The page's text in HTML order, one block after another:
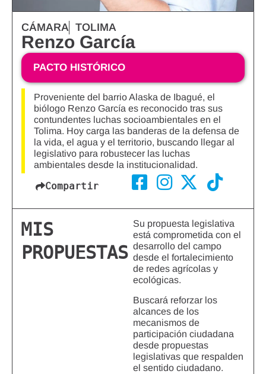
CÁMARA TOLIMA
Renzo García
PACTO HISTÓRICO
Proveniente del barrio Alaska de Ibagué, el
biólogo Renzo García es reconocido tras sus
contundentes luchas socioambientales en el
Tolima. Hoy carga las banderas de la defensa de
la vida, el agua y el territorio, buscando llegar al
legislativo para robustecer las luchas
ambientales desde la institucionalidad.
Compartir
MIS
PROPUESTAS
Su propuesta legislativa
está comprometida con el
desarrollo del campo
desde el fortalecimiento
de redes agrícolas y
ecológicas.
Buscará reforzar los
alcances de los
mecanismos de
participación ciudadana
desde propuestas
legislativas que respalden
el sentido ciudadano.